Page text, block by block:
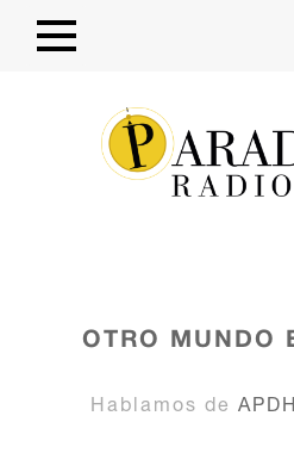
OTRO MUNDO
Hablamos de